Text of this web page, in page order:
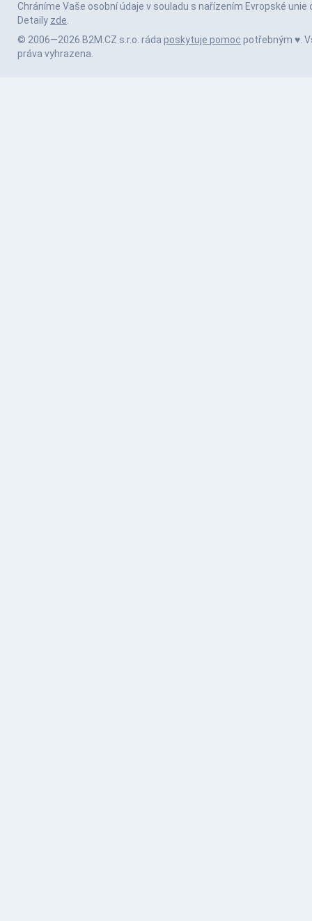
Chráníme Vaše osobní údaje v souladu s nařízením Evropské unie
Detaily zde.
© 2006—2026 B2M.CZ s.r.o. ráda poskytuje pomoc potřebným ♥️.
práva vyhrazena.